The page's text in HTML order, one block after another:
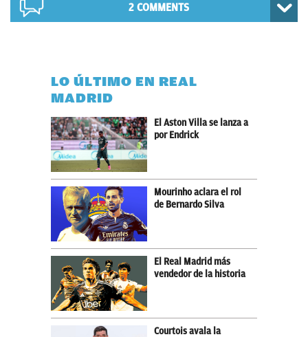
2 COMMENTS
LO ÚLTIMO EN REAL
MADRID
El Aston Villa se lanza a
por Endrick
Mourinho aclara el rol
de Bernardo Silva
El Real Madrid más
vendedor de la historia
Courtois avala la